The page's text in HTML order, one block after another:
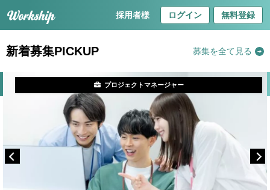
採用者様 ログイン 無料登録
新着募集PICKUP 募集を全て見る
プロジェクトマネージャー